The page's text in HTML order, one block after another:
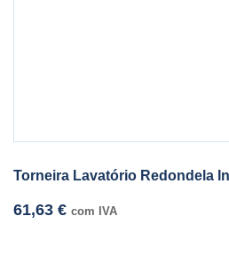
Torneira Lavatório Redondela
61,63 € com IVA